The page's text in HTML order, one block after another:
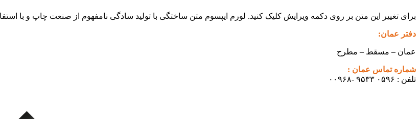
برای تغییر این متن بر روی دکمه ویرایش کلیک کنید. لورم ایپسوم متن ساختگی با تولید سادگی نامفهوم از صنعت چاپ و با
دفتر عمان:
عمان – مسقط – مطرح
شماره تماس عمان :
تلفن : ۰۵۹۶ ۹۵۳۳ -۰۰۹۶۸